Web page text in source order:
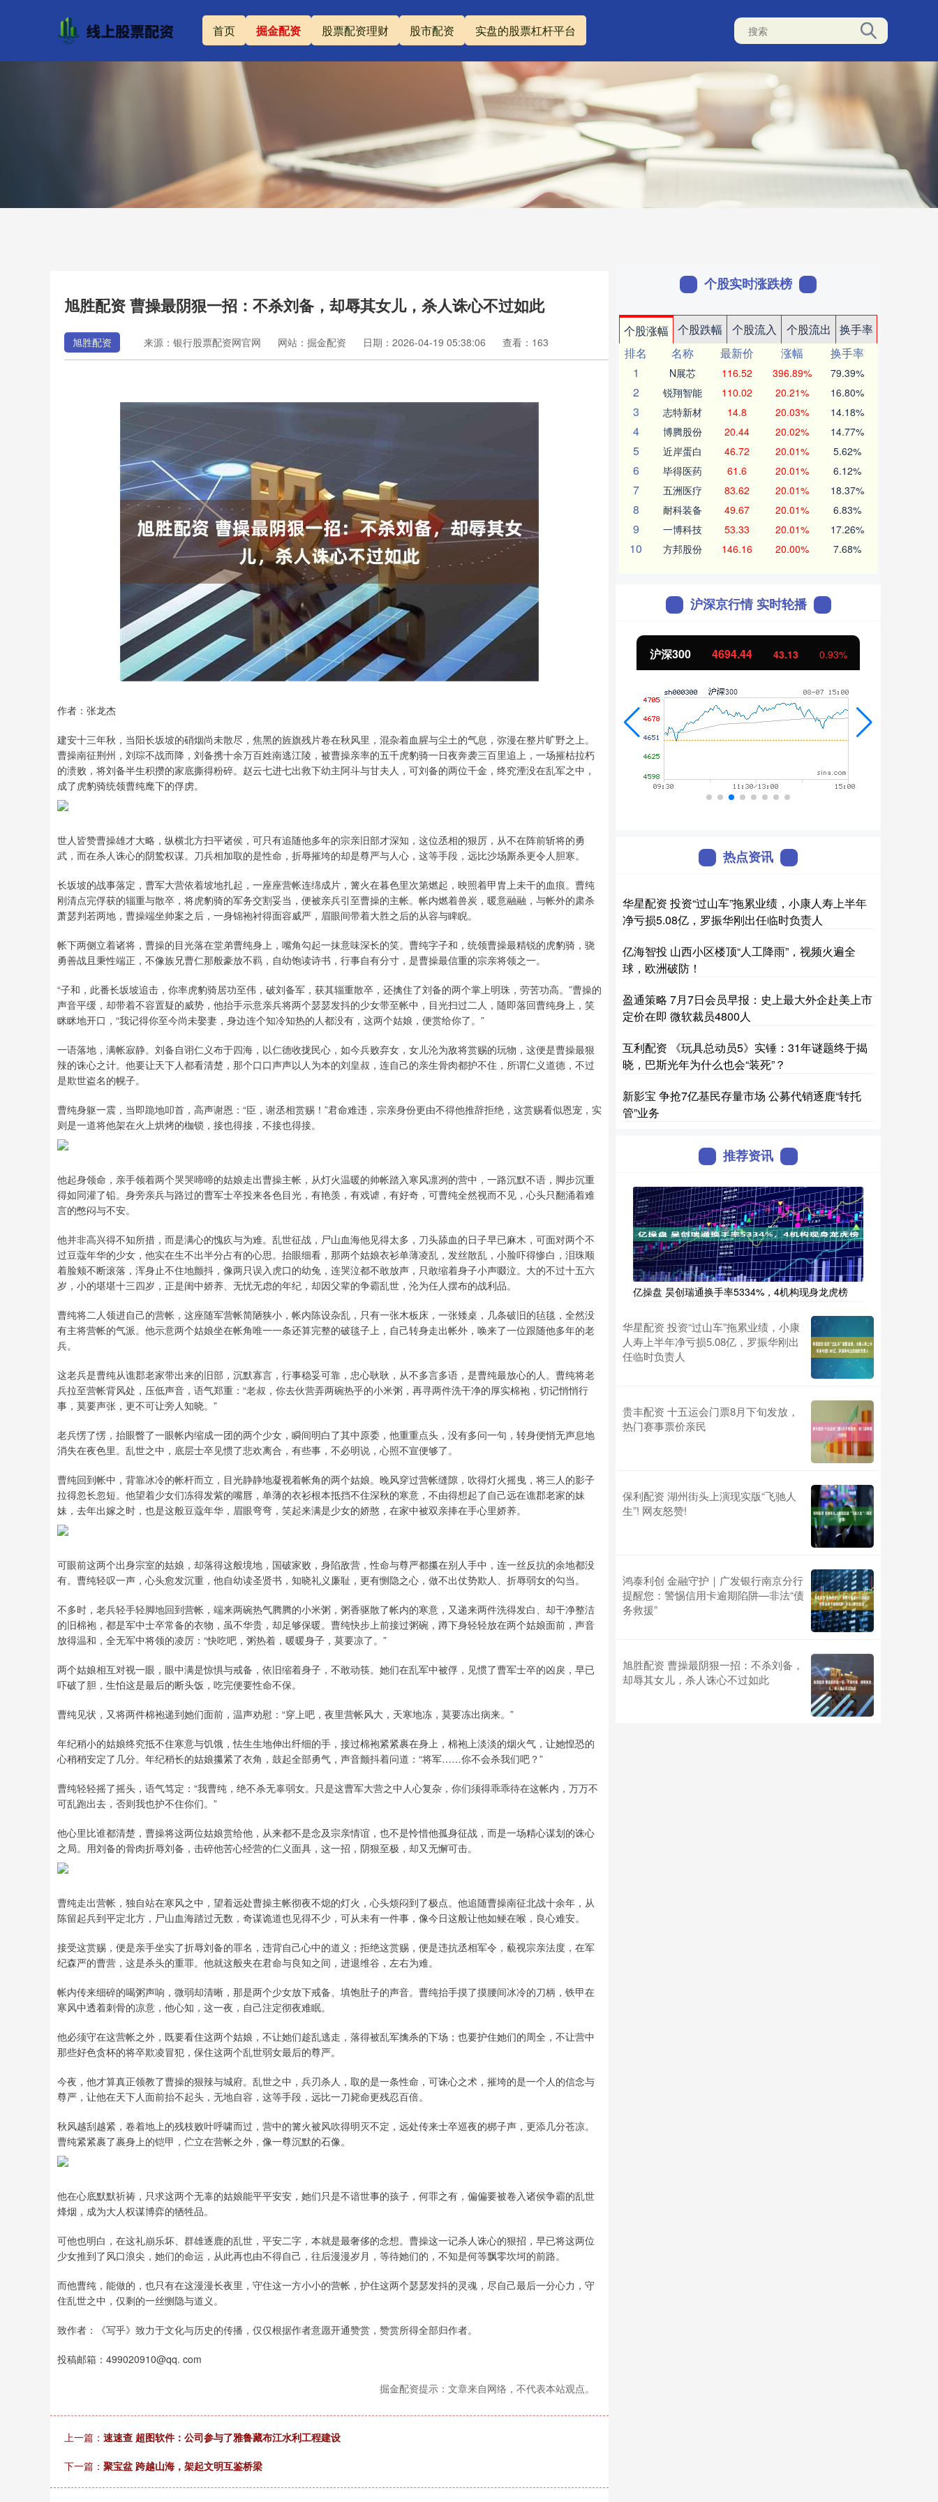
首页 掘金配资 股票配资理财 股市配资 实盘的股票杠杆平台
旭胜配资 曹操最阴狠一招：不杀刘备，却辱其女儿，杀人诛心不过如此
旭胜配资 来源：银行股票配资网官网 网站：掘金配资 日期：2026-04-19 05:38:06 查看：163
作者：张龙杰
建安十三年秋，当阳长坂坡的硝烟尚未散尽，焦黑的旌旗残片卷在秋风里，混杂着血腥与尘土的气息，弥漫在整片旷野之上。
曹操南征荆州，刘琮不战而降，刘备携十余万百姓南逃江陵，被曹操亲率的五千虎豹骑一日夜奔袭三百里追上，一场摧枯拉朽
的溃败，将刘备半生积攒的家底撕得粉碎。赵云七进七出救下幼主阿斗与甘夫人，可刘备的两位千金，终究湮没在乱军之中，
成了虎豹骑统领曹纯麾下的俘虏。
世人皆赞曹操雄才大略，纵横北方扫平诸侯，可只有追随他多年的宗亲旧部才深知，这位丞相的狠厉，从不在阵前斩将的勇
武，而在杀人诛心的阴鸷权谋。刀兵相加取的是性命，折辱摧垮的却是尊严与人心，这等手段，远比沙场厮杀更令人胆寒。
长坂坡的战事落定，曹军大营依着坡地扎起，一座座营帐连绵成片，篝火在暮色里次第燃起，映照着甲胄上未干的血痕。曹纯
刚清点完俘获的辎重与散卒，将虎豹骑的军务交割妥当，便被亲兵引至曹操的主帐。帐内燃着兽炭，暖意融融，与帐外的肃杀
萧瑟判若两地，曹操端坐帅案之后，一身锦袍衬得面容威严，眉眼间带着大胜之后的从容与睥睨。
帐下两侧立着诸将，曹操的目光落在堂弟曹纯身上，嘴角勾起一抹意味深长的笑。曹纯字子和，统领曹操最精锐的虎豹骑，骁
勇善战且秉性端正，不像族兄曹仁那般豪放不羁，自幼饱读诗书，行事自有分寸，是曹操最信重的宗亲将领之一。
“子和，此番长坂坡追击，你率虎豹骑居功至伟，破刘备军，获其辎重散卒，还擒住了刘备的两个掌上明珠，劳苦功高。”曹操的
声音平缓，却带着不容置疑的威势，他抬手示意亲兵将两个瑟瑟发抖的少女带至帐中，目光扫过二人，随即落回曹纯身上，笑
眯眯地开口，“我记得你至今尚未娶妻，身边连个知冷知热的人都没有，这两个姑娘，便赏给你了。”
一语落地，满帐寂静。刘备自诩仁义布于四海，以仁德收拢民心，如今兵败弃女，女儿沦为敌将赏赐的玩物，这便是曹操最狠
辣的诛心之计。他要让天下人都看清楚，那个口口声声以人为本的刘皇叔，连自己的亲生骨肉都护不住，所谓仁义道德，不过
是欺世盗名的幌子。
曹纯身躯一震，当即跪地叩首，高声谢恩：“臣，谢丞相赏赐！”君命难违，宗亲身份更由不得他推辞拒绝，这赏赐看似恩宠，实
则是一道将他架在火上烘烤的枷锁，接也得接，不接也得接。
他起身领命，亲手领着两个哭哭啼啼的姑娘走出曹操主帐，从灯火温暖的帅帐踏入寒风凛冽的营中，一路沉默不语，脚步沉重
得如同灌了铅。身旁亲兵与路过的曹军士卒投来各色目光，有艳羡，有戏谑，有好奇，可曹纯全然视而不见，心头只翻涌着难
言的憋闷与不安。
他并非高兴得不知所措，而是满心的愧疚与为难。乱世征战，尸山血海他见得太多，刀头舔血的日子早已麻木，可面对两个不
过豆蔻年华的少女，他实在生不出半分占有的心思。抬眼细看，那两个姑娘衣衫单薄凌乱，发丝散乱，小脸吓得惨白，泪珠顺
着脸颊不断滚落，浑身止不住地颤抖，像两只误入虎口的幼兔，连哭泣都不敢放声，只敢缩着身子小声啜泣。大的不过十五六
岁，小的堪堪十三四岁，正是闺中娇养、无忧无虑的年纪，却因父辈的争霸乱世，沦为任人摆布的战利品。
曹纯将二人领进自己的营帐，这座随军营帐简陋狭小，帐内陈设杂乱，只有一张木板床，一张矮桌，几条破旧的毡毯，全然没
有主将营帐的气派。他示意两个姑娘坐在帐角唯一一条还算完整的破毯子上，自己转身走出帐外，唤来了一位跟随他多年的老
兵。
这老兵是曹纯从谯郡老家带出来的旧部，沉默寡言，行事稳妥可靠，忠心耿耿，从不多言多语，是曹纯最放心的人。曹纯将老
兵拉至营帐背风处，压低声音，语气郑重：“老叔，你去伙营弄两碗热乎的小米粥，再寻两件洗干净的厚实棉袍，切记悄悄行
事，莫要声张，更不可让旁人知晓。”
老兵愣了愣，抬眼瞥了一眼帐内缩成一团的两个少女，瞬间明白了其中原委，他重重点头，没有多问一句，转身便悄无声息地
消失在夜色里。乱世之中，底层士卒见惯了悲欢离合，有些事，不必明说，心照不宣便够了。
曹纯回到帐中，背靠冰冷的帐杆而立，目光静静地凝视着帐角的两个姑娘。晚风穿过营帐缝隙，吹得灯火摇曳，将三人的影子
拉得忽长忽短。他望着少女们冻得发紫的嘴唇，单薄的衣衫根本抵挡不住深秋的寒意，不由得想起了自己远在谯郡老家的妹
妹，去年出嫁之时，也是这般豆蔻年华，眉眼弯弯，笑起来满是少女的娇憨，在家中被双亲捧在手心里娇养。
可眼前这两个出身宗室的姑娘，却落得这般境地，国破家败，身陷敌营，性命与尊严都攥在别人手中，连一丝反抗的余地都没
有。曹纯轻叹一声，心头愈发沉重，他自幼读圣贤书，知晓礼义廉耻，更有恻隐之心，做不出仗势欺人、折辱弱女的勾当。
不多时，老兵轻手轻脚地回到营帐，端来两碗热气腾腾的小米粥，粥香驱散了帐内的寒意，又递来两件洗得发白、却干净整洁
的旧棉袍，都是军中士卒常备的衣物，虽不华贵，却足够保暖。曹纯快步上前接过粥碗，蹲下身轻轻放在两个姑娘面前，声音
放得温和，全无军中将领的凌厉：“快吃吧，粥热着，暖暖身子，莫要凉了。”
两个姑娘相互对视一眼，眼中满是惊惧与戒备，依旧缩着身子，不敢动筷。她们在乱军中被俘，见惯了曹军士卒的凶戾，早已
吓破了胆，生怕这是最后的断头饭，吃完便要性命不保。
曹纯见状，又将两件棉袍递到她们面前，温声劝慰：“穿上吧，夜里营帐风大，天寒地冻，莫要冻出病来。”
年纪稍小的姑娘终究抵不住寒意与饥饿，怯生生地伸出纤细的手，接过棉袍紧紧裹在身上，棉袍上淡淡的烟火气，让她惶恐的
心稍稍安定了几分。年纪稍长的姑娘攥紧了衣角，鼓起全部勇气，声音颤抖着问道：“将军……你不会杀我们吧？”
曹纯轻轻摇了摇头，语气笃定：“我曹纯，绝不杀无辜弱女。只是这曹军大营之中人心复杂，你们须得乖乖待在这帐内，万万不
可乱跑出去，否则我也护不住你们。”
他心里比谁都清楚，曹操将这两位姑娘赏给他，从来都不是念及宗亲情谊，也不是怜惜他孤身征战，而是一场精心谋划的诛心
之局。用刘备的骨肉折辱刘备，击碎他苦心经营的仁义面具，这一招，阴狠至极，却又无懈可击。
曹纯走出营帐，独自站在寒风之中，望着远处曹操主帐彻夜不熄的灯火，心头烦闷到了极点。他追随曹操南征北战十余年，从
陈留起兵到平定北方，尸山血海踏过无数，奇谋诡道也见得不少，可从未有一件事，像今日这般让他如鲠在喉，良心难安。
接受这赏赐，便是亲手坐实了折辱刘备的罪名，违背自己心中的道义；拒绝这赏赐，便是违抗丞相军令，藐视宗亲法度，在军
纪森严的曹营，这是杀头的重罪。他就这般夹在君命与良知之间，进退维谷，左右为难。
帐内传来细碎的喝粥声响，微弱却清晰，那是两个少女放下戒备、填饱肚子的声音。曹纯抬手摸了摸腰间冰冷的刀柄，铁甲在
寒风中透着刺骨的凉意，他心知，这一夜，自己注定彻夜难眠。
他必须守在这营帐之外，既要看住这两个姑娘，不让她们趁乱逃走，落得被乱军擒杀的下场；也要护住她们的周全，不让营中
那些好色贪杯的将卒欺凌冒犯，保住这两个乱世弱女最后的尊严。
今夜，他才算真正领教了曹操的狠辣与城府。乱世之中，兵刃杀人，取的是一条性命，可诛心之术，摧垮的是一个人的信念与
尊严，让他在天下人面前抬不起头，无地自容，这等手段，远比一刀毙命更残忍百倍。
秋风越刮越紧，卷着地上的残枝败叶呼啸而过，营中的篝火被风吹得明灭不定，远处传来士卒巡夜的梆子声，更添几分苍凉。
曹纯紧紧裹了裹身上的铠甲，伫立在营帐之外，像一尊沉默的石像。
他在心底默默祈祷，只求这两个无辜的姑娘能平平安安，她们只是不谙世事的孩子，何罪之有，偏偏要被卷入诸侯争霸的乱世
烽烟，成为大人权谋博弈的牺牲品。
可他也明白，在这礼崩乐坏、群雄逐鹿的乱世，平安二字，本就是最奢侈的念想。曹操这一记杀人诛心的狠招，早已将这两位
少女推到了风口浪尖，她们的命运，从此再也由不得自己，往后漫漫岁月，等待她们的，不知是何等飘零坎坷的前路。
而他曹纯，能做的，也只有在这漫漫长夜里，守住这一方小小的营帐，护住这两个瑟瑟发抖的灵魂，尽自己最后一分心力，守
住乱世之中，仅剩的一丝恻隐与道义。
致作者：《写乎》致力于文化与历史的传播，仅仅根据作者意愿开通赞赏，赞赏所得全部归作者。
投稿邮箱：499020910@qq. com
掘金配资提示：文章来自网络，不代表本站观点。
上一篇： 速速查 超图软件：公司参与了雅鲁藏布江水利工程建设
下一篇： 聚宝盆 跨越山海，架起文明互鉴桥梁
个股实时涨跌榜
个股涨幅 个股跌幅 个股流入 个股流出
换手率
排名
名称 最新价 涨幅
换手率
1
N展芯 116.52 396.89% 79.39%
2 锐翔智能 110.02 20.21% 16.80%
3 志特新材 14.8 20.03% 14.18%
4 博腾股份 20.44 20.02% 14.77%
5 近岸蛋白 46.72 20.01% 5.62%
6 毕得医药 61.6 20.01% 6.12%
7 五洲医疗 83.62 20.01% 18.37%
8 耐科装备 49.67 20.01% 6.83%
9 一博科技 53.33 20.01% 17.26%
10 方邦股份 146.16 20.00% 7.68%
沪深京行情 实时轮播
上证指数 3940.04 39.68 1.02% 深证成指 14311.01 沪深300 4694.44 43.13 0.93%
热点资讯
华星配资 投资“过山车”拖累业绩，小康人寿上半年
净亏损5.08亿，罗振华刚出任临时负责人
亿海智投 山西小区楼顶“人工降雨”，视频火遍全
球，欧洲破防！
盈通策略 7月7日会员早报：史上最大外企赴美上市
定价在即 微软裁员4800人
互利配资 《玩具总动员5》实锤：31年谜题终于揭
晓，巴斯光年为什么也会“装死”？
新影宝 争抢7亿基民存量市场 公募代销逐鹿“转托
管”业务
推荐资讯
亿操盘 昊创瑞通换手率5334%，4机构现身龙虎榜
华星配资 投资“过山车”拖累业绩，小康
人寿上半年净亏损5.08亿，罗振华刚出
任临时负责人
贵丰配资 十五运会门票8月下旬发放，
热门赛事票价亲民
保利配资 湖州街头上演现实版“飞驰人
生”! 网友怒赞!
鸿泰利创 金融守护｜广发银行南京分行
提醒您：警惕信用卡逾期陷阱—非法“债
务救援”
旭胜配资 曹操最阴狠一招：不杀刘备，
却辱其女儿，杀人诛心不过如此